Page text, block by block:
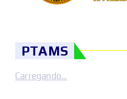
PTAMS
Carregando...